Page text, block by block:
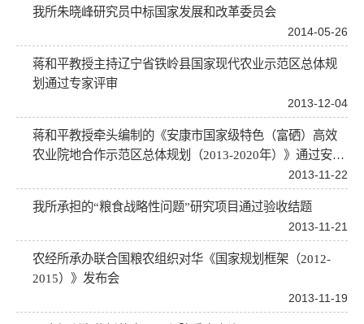
我所朱晓峰研究员中标国家发展和改革委员会
2014-05-26
蒋和平教授主持辽宁省铁岭县国家现代农业示范区总体规
划通过专家评审
2013-12-04
蒋和平教授牵头编制的《安康市国家级特色（富硒）高效
农业院地合作示范区总体规划（2013-2020年）》通过安康
2013-11-22
我所承担的“粮食战略性问题”研究项目通过验收结题
2013-11-21
农经所承办联合国粮农组织对华《国家规划框架（2012-
2015）》发布会
2013-11-19